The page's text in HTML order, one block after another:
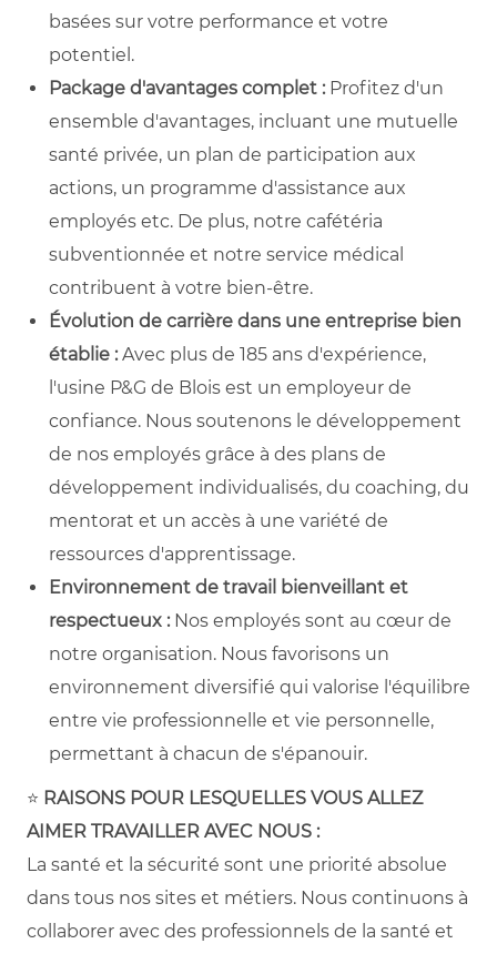
basées sur votre performance et votre
potentiel.
Package d'avantages complet :Profitez d'un
ensemble d'avantages, incluant une mutuelle
santé privée, un plan de participation aux
actions, un programme d'assistance aux
employés etc. De plus, notre cafétéria
subventionnée et notre service médical
contribuent à votre bien-être.
Évolution de carrière dans une entreprise bien
établie :Avec plus de 185 ans d'expérience,
l'usine P&G de Blois est un employeur de
confiance. Nous soutenons le développement
de nos employés grâce à des plans de
développement individualisés, du coaching, du
mentorat et un accès à une variété de
ressources d'apprentissage.
Environnement de travail bienveillant et
respectueux :Nos employés sont au cœur de
notre organisation. Nous favorisons un
environnement diversifié qui valorise l'équilibre
entre vie professionnelle et vie personnelle,
permettant à chacun de s'épanouir.
⭐ RAISONS POUR LESQUELLES VOUS ALLEZ
AIMER TRAVAILLER AVEC NOUS :
La santé et la sécurité sont une priorité absolue
dans tous nos sites et métiers. Nous continuons à
collaborer avec des professionnels de la santé et